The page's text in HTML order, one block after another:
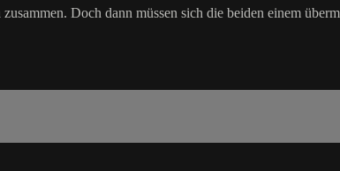
Doch dann müssen sich die beiden einem